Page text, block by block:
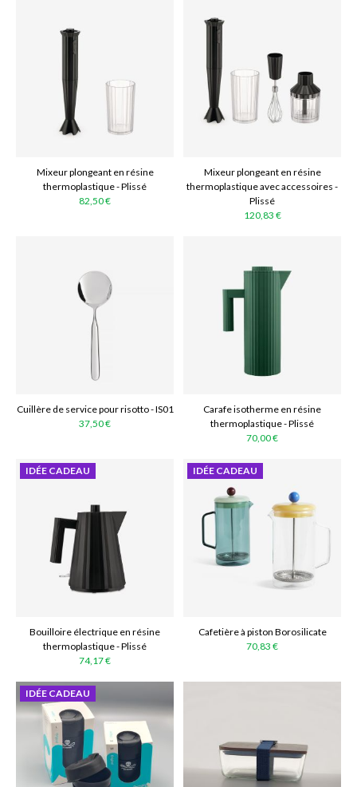
Mixeur plongeant en résine
thermoplastique - Plissé
82,50 €
Mixeur plongeant en résine
thermoplastique avec accessoires -
Plissé
120,83 €
Cuillère de service pour risotto - IS01
37,50 €
Carafe isotherme en résine
thermoplastique - Plissé
70,00 €
IDÉE CADEAU
Bouilloire électrique en résine
thermoplastique - Plissé
74,17 €
IDÉE CADEAU
Cafetière à piston Borosilicate
70,83 €
IDÉE CADEAU